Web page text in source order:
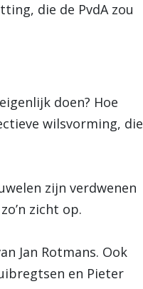
die de PvdA zou
doen? Hoe
wilsvorming, die
zijn verdwenen
zicht op.
Jan Rotmans. Ook
en Pieter